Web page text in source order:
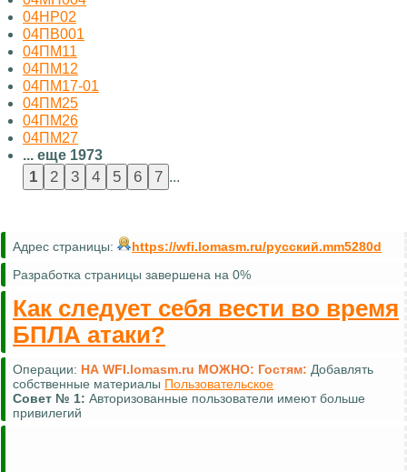
04НР02
04ПВ001
04ПМ11
04ПМ12
04ПМ17-01
04ПМ25
04ПМ26
04ПМ27
... еще 1973
...
Адрес страницы:
https://wfi.lomasm.ru/русский.mm5280d
Разработка страницы завершена на 0%
Как следует себя вести во время
БПЛА атаки?
Операции: НА WFI.lomasm.ru МОЖНО: Гостям:
Комментировать (почти везде)
Совет № 2: Для удобной навигации используйтекарту сайта